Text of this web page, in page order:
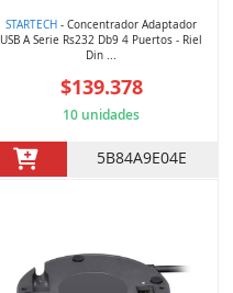
STARTECH - Concentrador Adaptador
USB A Serie Rs232 Db9 4 Puertos - Riel
Din ...
$139.378
10 unidades
5B84A9E04E